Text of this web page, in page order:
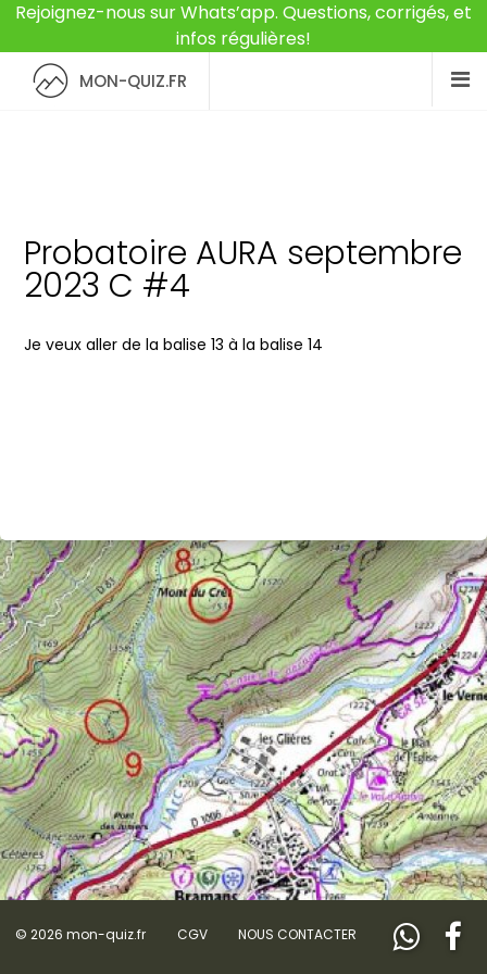
Rejoignez-nous sur Whats’app. Questions, corrigés, et
infos régulières!
MON-QUIZ.FR
Probatoire AURA septembre
2023 C #4
Je veux aller de la balise 13 à la balise 14
© 2026 mon-quiz.fr CGV NOUS CONTACTER